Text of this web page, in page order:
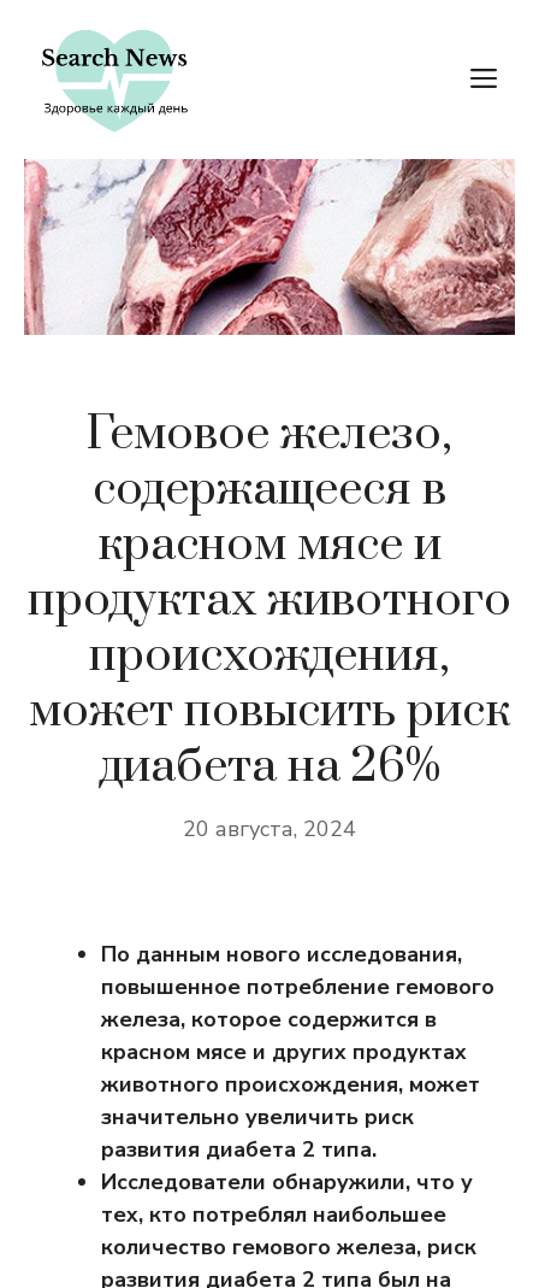
содержимому
Гемовое железо,
содержащееся в
красном мясе и
продуктах животного
происхождения,
может повысить риск
диабета на 26%
20 августа, 2024
По данным нового исследования,
повышенное потребление гемового
железа, которое содержится в
красном мясе и других продуктах
животного происхождения, может
значительно увеличить риск
развития диабета 2 типа.
Исследователи обнаружили, что у
тех, кто потреблял наибольшее
количество гемового железа, риск
развития диабета 2 типа был на